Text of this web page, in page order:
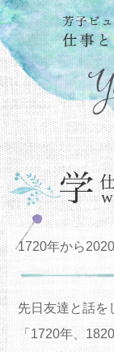
1720年から
先日友達と話を
「1720年、